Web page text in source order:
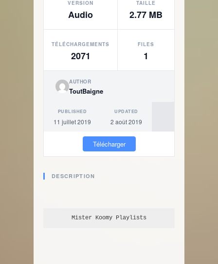
VERSION
Audio
TAILLE
2.77 MB
TÉLÉCHARGEMENTS
2071
FILES
1
AUTHOR
ToutBaigne
PUBLISHED
11 juillet 2019
UPDATED
2 août 2019
Télécharger
DESCRIPTION
Mister Koomy Playlists